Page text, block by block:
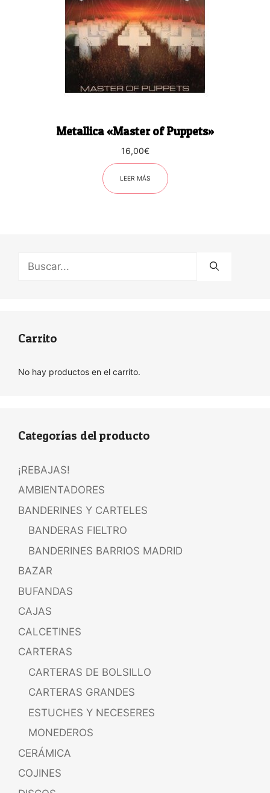
Metallica «Master of Puppets»
16,00€
LEER MÁS
Carrito
No hay productos en el carrito.
Categorías del producto
¡REBAJAS!
AMBIENTADORES
BANDERINES Y CARTELES
BANDERAS FIELTRO
BANDERINES BARRIOS MADRID
BAZAR
BUFANDAS
CAJAS
CALCETINES
CARTERAS
CARTERAS DE BOLSILLO
CARTERAS GRANDES
ESTUCHES Y NECESERES
MONEDEROS
CERÁMICA
COJINES